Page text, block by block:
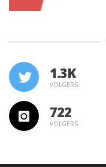
1.3K
VOLGERS
722
VOLGERS